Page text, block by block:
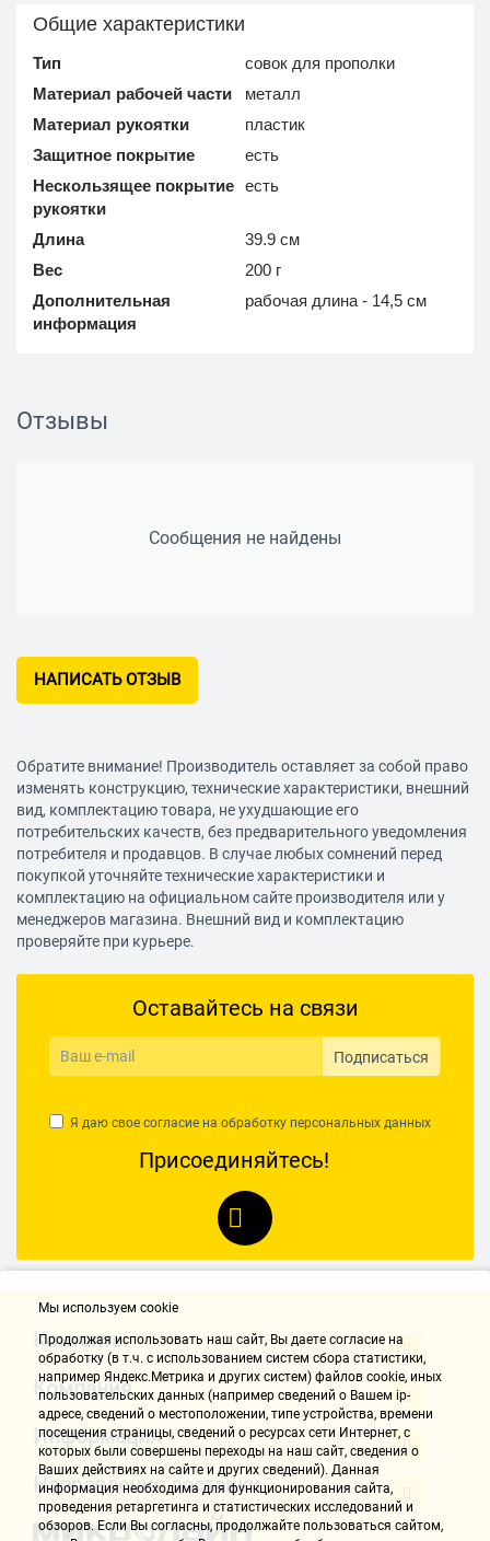
Общие характеристики
Тип
совок для прополки
Материал рабочей части
металл
Материал рукоятки
пластик
Защитное покрытие
есть
Нескользящее покрытие
рукоятки
есть
Длина
39.9 см
Вес
200 г
Дополнительная
информация
рабочая длина - 14,5 см
Отзывы
Сообщения не найдены
НАПИСАТЬ ОТЗЫВ
Обратите внимание! Производитель оставляет за собой право
изменять конструкцию, технические характеристики, внешний
вид, комплектацию товара, не ухудшающие его
потребительских качеств, без предварительного уведомления
потребителя и продавцов. В случае любых сомнений перед
покупкой уточняйте технические характеристики и
комплектацию на официальном сайте производителя или у
менеджеров магазина. Внешний вид и комплектацию
проверяйте при курьере.
Оставайтесь на связи
Подписаться
Я даю свое согласие на обработку персональных данных
Присоединяйтесь!
Контакты
Компания
Информация
Направления доставки
Мы используем cookie
Продолжая использовать наш cайт, Вы даете согласие на
обработку (в т.ч. с использованием систем сбора статистики,
например Яндекс.Метрика и других систем) файлов cookie, иных
пользовательских данных (например сведений о Вашем ip-
адресе, сведений о местоположении, типе устройства, времени
посещения страницы, сведений о ресурсах сети Интернет, с
которых были совершены переходы на наш сайт, сведения о
Ваших действиях на сайте и других сведений). Данная
информация необходима для функционирования сайта,
проведения ретаргетинга и статистических исследований и
обзоров. Если Вы согласны, продолжайте пользоваться сайтом,